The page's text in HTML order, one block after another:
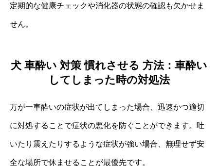
定期的な健康チェックや消化器の状態の確認も欠かせま
せん。
犬 車酔い 対策 慣れさせる 方法：車酔い
してしまった時の対処法
万が一車酔いの症状が出てしまった場合、迅速かつ適切
に対処することで症状の悪化を防ぐことができます。吐
いたり震えたりするような症状が強い場合、無理せず安
全な場所で休ませることが最優先です。